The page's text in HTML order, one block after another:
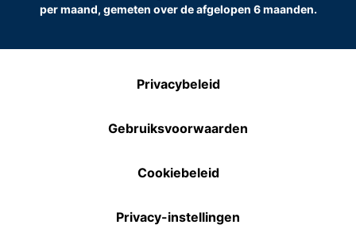
per maand, gemeten over de afgelopen 6 maanden.
Privacybeleid
Gebruiksvoorwaarden
Cookiebeleid
Privacy-instellingen